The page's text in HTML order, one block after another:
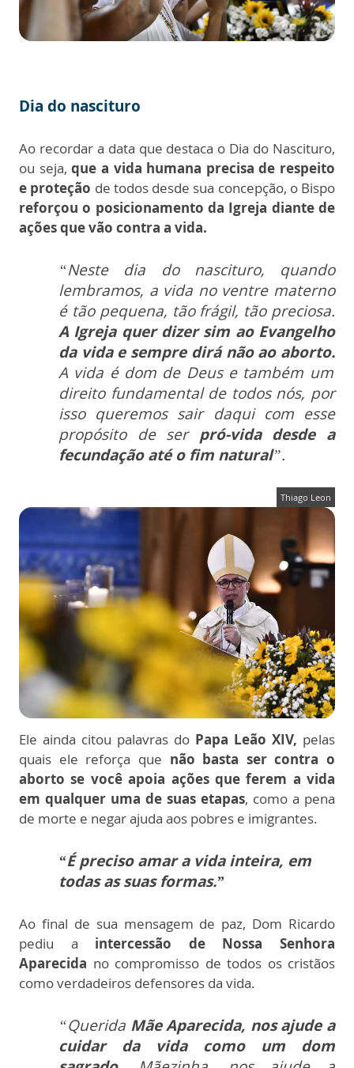
Dia do nascituro
Ao recordar a data que destaca o Dia do Nascituro,
ou seja,que a vida humana precisa de respeito
e proteção de todos desde sua concepção, o Bispo
reforçou o posicionamento da Igreja diante de
ações que vão contra a vida.
“Neste dia do nascituro, quando
lembramos, a vida no ventre materno
é tão pequena, tão frágil, tão preciosa.
A Igreja quer dizer sim ao Evangelho
da vida e sempre dirá não ao aborto.
A vida é dom de Deus e também um
direito fundamental de todos nós, por
isso queremos sair daqui com esse
propósito de ser pró-vida desde a
fecundação até o fim natural”.
Thiago Leon
Ele ainda citou palavras do Papa Leão XIV, pelas
quais ele reforça que não basta ser contra o
aborto se você apoia ações que ferem a vida
em qualquer uma de suas etapas, como a pena
de morte e negar ajuda aos pobres e imigrantes.
“É preciso amar a vida inteira, em
todas as suas formas.”
Ao final de sua mensagem de paz, Dom Ricardo
pediu a intercessão de Nossa Senhora
Aparecida no compromisso de todos os cristãos
como verdadeiros defensores da vida.
“Querida Mãe Aparecida, nos ajude a
cuidar da vida como um dom